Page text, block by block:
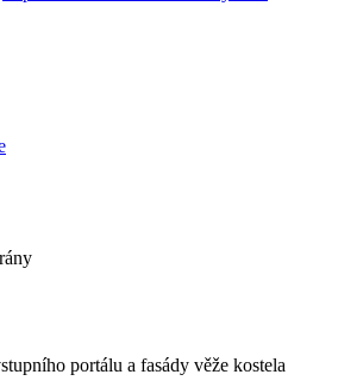
portálu a fasády věže kostela